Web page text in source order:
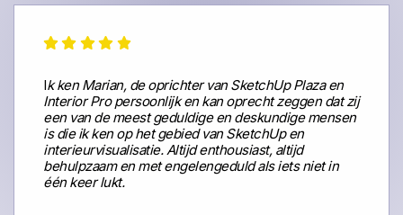
Ik ken Marian, de oprichter van SketchUp Plaza en
Interior Pro persoonlijk en kan oprecht zeggen dat zij
een van de meest geduldige en deskundige mensen
is die ik ken op het gebied van SketchUp en
interieurvisualisatie. Altijd enthousiast, altijd
behulpzaam en met engelengeduld als iets niet in
één keer lukt.